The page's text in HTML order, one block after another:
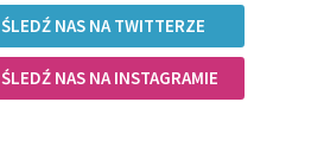
ŚLEDŹ NAS NA TWITTERZE
ŚLEDŹ NAS NA INSTAGRAMIE